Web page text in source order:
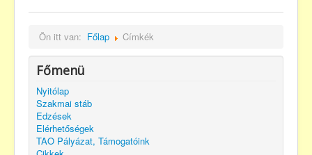
Ön itt van: Főlap Címkék
Főmenü
Nyitólap
Szakmai stáb
Edzések
Elérhetőségek
TAO Pályázat, Támogatóink